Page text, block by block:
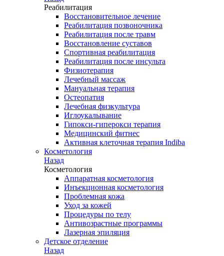
Реабилитация
Восстановительное лечение
Реабилитация позвоночника
Реабилитация после травм
Восстановление суставов
Спортивная реабилитация
Реабилитация после инсульта
Физиотерапия
Лечебный массаж
Мануальная терапия
Остеопатия
Лечебная физкультура
Иглоукалывание
Гипокси-гиперокси терапия
Медицинский фитнес
Активная клеточная терапия Indiba
Косметология
Назад
Косметология
Аппаратная косметология
Инъекционная косметология
Проблемная кожа
Уход за кожей
Процедуры по телу
Антивозрастные программы
Лазерная эпиляция
Детское отделение
Назад